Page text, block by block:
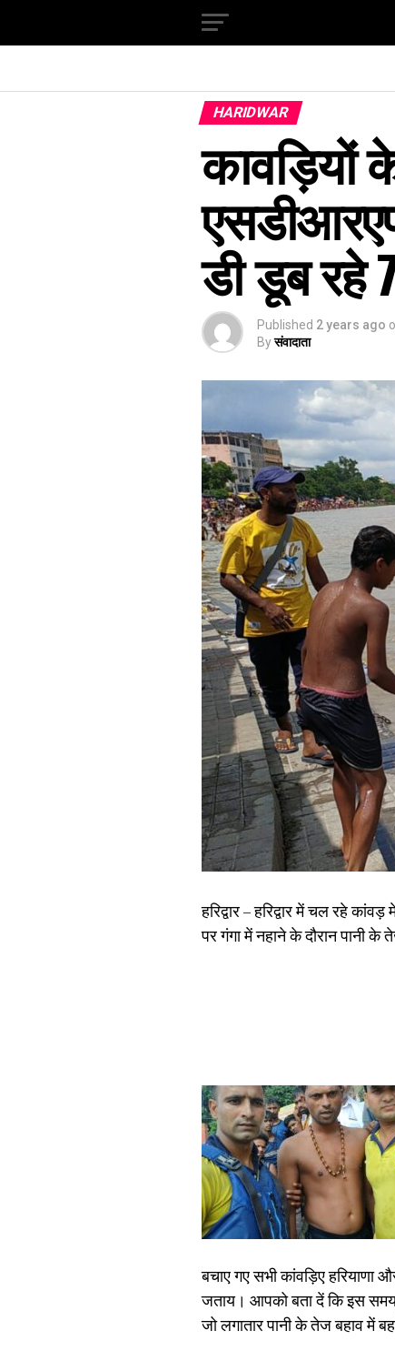
HARIDWAR
कावड़ियों
डी डूब रहे
Published 2 years ago
Byसंवादाता
हरिद्वार – हरिद्वार में चल रहे
पर गंगा में नहाने के दौरान पानी
बचाए गए सभी कांवड़िए
जताय। आपको बता दें कि इस समय
जो लगातार पानी के तेज बहाव में